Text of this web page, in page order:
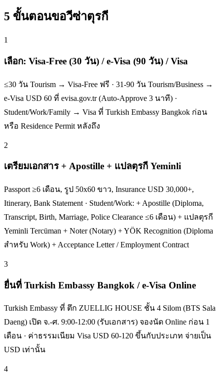
5 ขั้นตอนขอวีซ่าตุรกี
1
เลือก: Visa-Free (30 วัน) / e-Visa (90 วัน) / Visa
≤30 วัน Tourism → Visa-Free ฟรี · 31-90 วัน Tourism/Business →
e-Visa USD 60 ที่ evisa.gov.tr (Auto-Approve 3 นาที) ·
Student/Work/Family → Visa ที่ Turkish Embassy Bangkok ก่อน
หรือ Residence Permit หลังถึง
2
เตรียมเอกสาร + Apostille + แปลตุรกี Yeminli
Passport ≥6 เดือน, รูป 50x60 ขาว, Insurance USD 30,000+,
Itinerary, Bank Statement · Student/Work: + Apostille (Diploma,
Transcript, Birth, Marriage, Police Clearance ≤6 เดือน) + แปลตุรกี
Yeminli Tercüman + Noter (Notary) + YÖK Recognition (Diploma
สำหรับ Work) + Acceptance Letter / Employment Contract
3
ยื่นที่ Turkish Embassy Bangkok / e-Visa Online
Turkish Embassy ที่ ตึก ZUELLIG HOUSE ชั้น 4 Silom (BTS Sala
Daeng) เปิด จ.-ศ. 9:00-12:00 (รับเอกสาร) จองนัด Online ก่อน 1
เดือน · ค่าธรรมเนียม Visa USD 60-120 ขึ้นกับประเภท จ่ายเป็น
USD เท่านั้น
4